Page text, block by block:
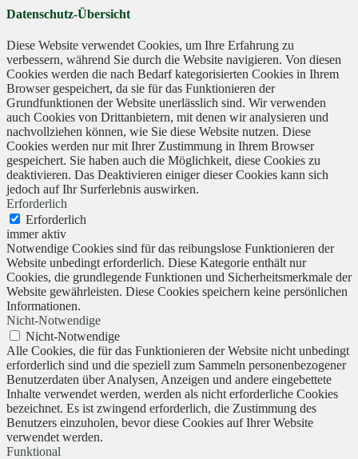
Datenschutz-Übersicht
Diese Website verwendet Cookies, um Ihre Erfahrung zu
verbessern, während Sie durch die Website navigieren. Von diesen
Cookies werden die nach Bedarf kategorisierten Cookies in Ihrem
Browser gespeichert, da sie für das Funktionieren der
Grundfunktionen der Website unerlässlich sind. Wir verwenden
auch Cookies von Drittanbietern, mit denen wir analysieren und
nachvollziehen können, wie Sie diese Website nutzen. Diese
Cookies werden nur mit Ihrer Zustimmung in Ihrem Browser
gespeichert. Sie haben auch die Möglichkeit, diese Cookies zu
deaktivieren. Das Deaktivieren einiger dieser Cookies kann sich
jedoch auf Ihr Surferlebnis auswirken.
Erforderlich
Erforderlich
immer aktiv
Notwendige Cookies sind für das reibungslose Funktionieren der
Website unbedingt erforderlich. Diese Kategorie enthält nur
Cookies, die grundlegende Funktionen und Sicherheitsmerkmale der
Website gewährleisten. Diese Cookies speichern keine persönlichen
Informationen.
Nicht-Notwendige
Nicht-Notwendige
Alle Cookies, die für das Funktionieren der Website nicht unbedingt
erforderlich sind und die speziell zum Sammeln personenbezogener
Benutzerdaten über Analysen, Anzeigen und andere eingebettete
Inhalte verwendet werden, werden als nicht erforderliche Cookies
bezeichnet. Es ist zwingend erforderlich, die Zustimmung des
Benutzers einzuholen, bevor diese Cookies auf Ihrer Website
verwendet werden.
Funktional